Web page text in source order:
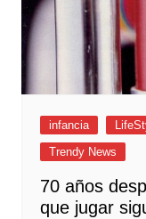
infancia
Trendy News
70 años
que jugar